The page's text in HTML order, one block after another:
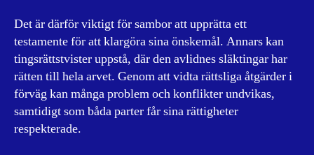
Det är därför viktigt för sambor att upprätta ett
testamente för att klargöra sina önskemål. Annars kan
tingsrättstvister uppstå, där den avlidnes släktingar har
rätten till hela arvet. Genom att vidta rättsliga åtgärder i
förväg kan många problem och konflikter undvikas,
samtidigt som båda parter får sina rättigheter
respekterade.